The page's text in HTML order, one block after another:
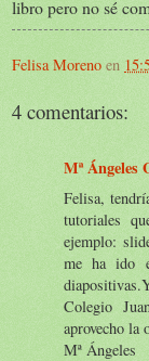
libro pero no sé
Felisa Moreno en
4 comentarios:
Mª Ángeles
Felisa,
tutoriales
ejemplo:
me ha ido
Colegio
aprovecho la
Mª Ángeles